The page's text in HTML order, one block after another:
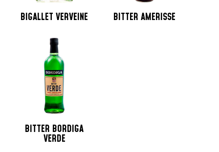
BIGALLET VERVEINE BITTER AMERISSE
BITTER BORDIGA
VERDE